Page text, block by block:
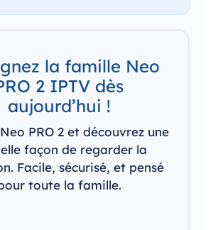
la famille Neo
2 IPTV dès
aujourd’hui !
PRO 2 et découvrez une
façon de regarder la
Facile, sécurisé, et pensé
toute la famille.